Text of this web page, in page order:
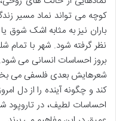
کوچه می تواند نماد مسیر
باران نیز به مثابه اشک شوق
نظر گرفته شود. شهر با تمام
بروز احساسات انسانی می شود.
شعرهایش بعدی فلسفی می
کند و چگونه آینده را از دل
احساسات لطیف، در تاروپود